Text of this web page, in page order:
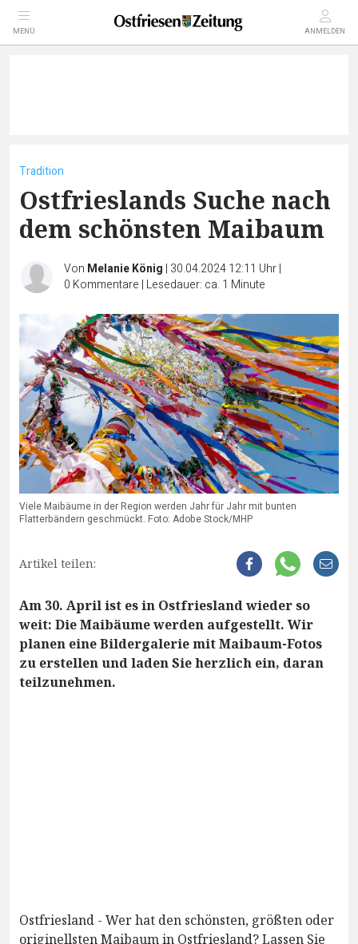
MENÜ ANMELDEN
Tradition
Ostfrieslands Suche nach
dem schönsten Maibaum
Von Melanie König | 30.04.2024 12:11 Uhr|
0 Kommentare | Lesedauer: ca. 1 Minute
Viele Maibäume in der Region werden Jahr für Jahr mit bunten
Flatterbändern geschmückt. Foto: Adobe Stock/MHP
Artikel teilen:
Am 30. April ist es in Ostfriesland wieder so
weit: Die Maibäume werden aufgestellt. Wir
planen eine Bildergalerie mit Maibaum-Fotos
zu erstellen und laden Sie herzlich ein, daran
teilzunehmen.
Ostfriesland - Wer hat den schönsten, größten oder
originellsten Maibaum in Ostfriesland? Lassen Sie